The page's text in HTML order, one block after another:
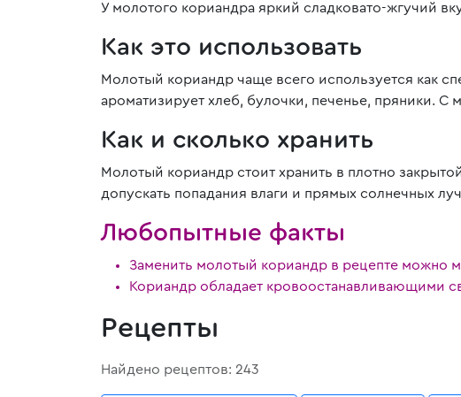
У молотого кориандра яркий сладковато-жгучий
Как это использовать
Молотый кориандр чаще всего используется как
ароматизирует хлеб, булочки, печенье, пряники. С
Как и сколько хранить
Молотый кориандр стоит хранить в плотно
допускать попадания влаги и прямых солнечных
Любопытные факты
Заменить молотый кориандр в рецепте можно
Кориандр обладает кровоостанавливающими
Рецепты
Найдено рецептов: 243